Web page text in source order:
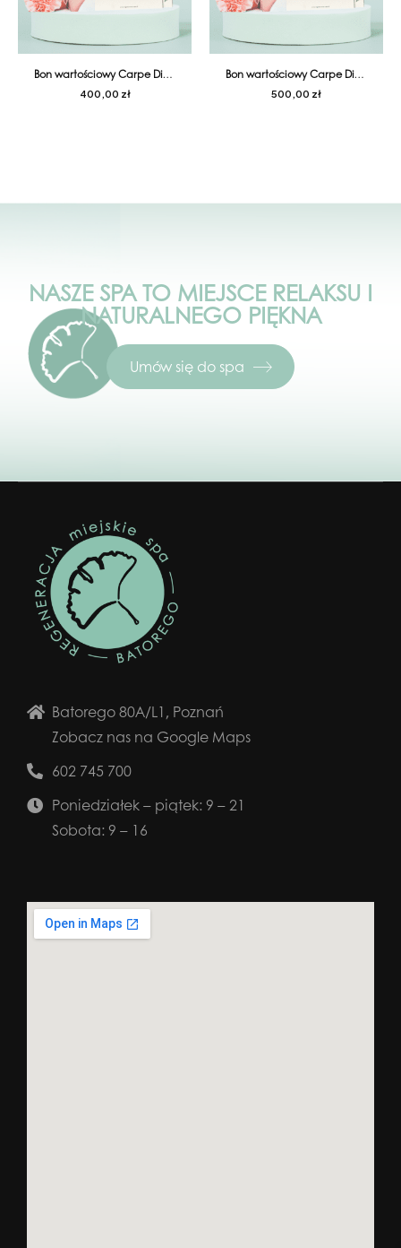
Bon wartościowy Carpe Diem 400
400,00 zł
Bon wartościowy Carpe Diem 500
500,00 zł
NASZE SPA TO MIEJSCE RELAKSU I
NATURALNEGO PIĘKNA
Umów się do spa
Batorego 80A/L1, Poznań
Zobacz nas na Google Maps
602 745 700
Poniedziałek – piątek: 9 – 21
Sobota: 9 – 16